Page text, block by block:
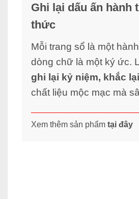
Ghi lại dấu ấn hành
thức
Mỗi trang sổ là một
dòng chữ là một ký ức.
ghi lại kỷ niệm, khắc
chất liệu mộc mạc mà
Xem thêm sản phẩm tại đây